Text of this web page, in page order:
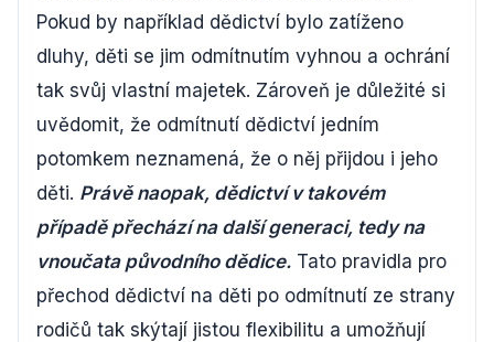
Pokud by například dědictví bylo zatíženo
dluhy, děti se jim odmítnutím vyhnou a ochrání
tak svůj vlastní majetek. Zároveň je důležité si
uvědomit, že odmítnutí dědictví jedním
potomkem neznamená, že o něj přijdou i jeho
děti. Právě naopak, dědictví v takovém
případě přechází na další generaci, tedy na
vnoučata původního dědice. Tato pravidla pro
přechod dědictví na děti po odmítnutí ze strany
rodičů tak skýtají jistou flexibilitu a umožňují